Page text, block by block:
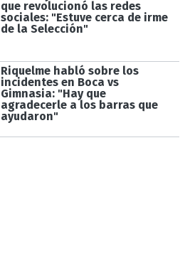
que revolucionó las redes
sociales: "Estuve cerca de irme
de la Selección"
Riquelme habló sobre los
incidentes en Boca vs
Gimnasia: "Hay que
agradecerle a los barras que
ayudaron"